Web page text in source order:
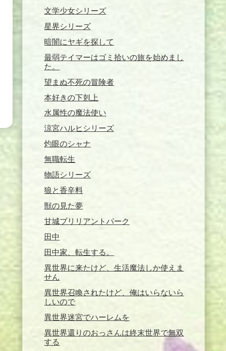
文学少女シリーズ
星界シリーズ
暗闇にヤギを探して
最弱テイマーはゴミ拾いの旅を始めまし
た。
望まぬ不死の冒険者
本好きの下剋上
水属性の魔法使い
涼宮ハルヒシリーズ
灼眼のシャナ
無職転生
物語シリーズ
狼と香辛料
獣の見た夢
甘城ブリリアントパーク
田中
田中家、転生する。
異世界に来たけど、生活魔法しか使えま
せん
異世界召喚されたけど、俺はいらないら
しいので
異世界迷宮でハーレムを
異世界還りのおっさんは終末世界で無双
する